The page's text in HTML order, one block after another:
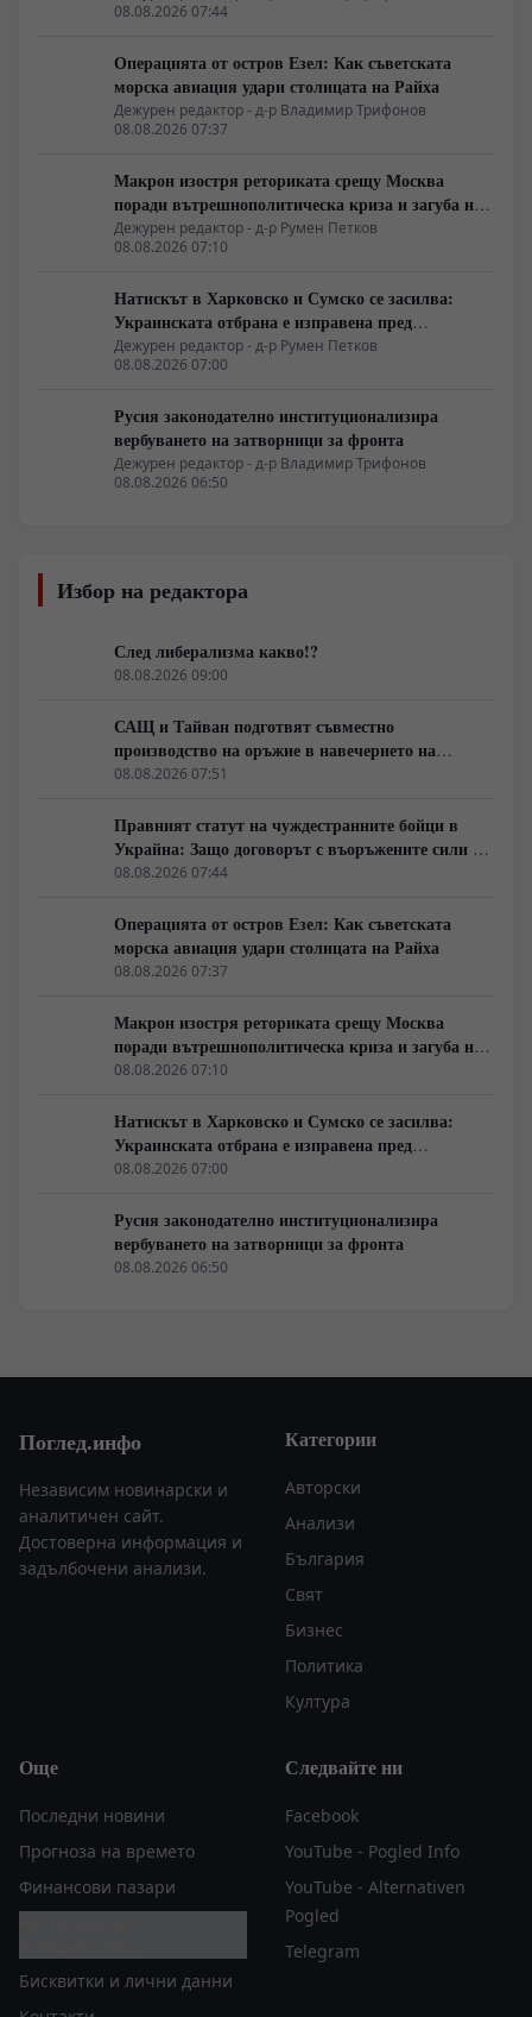
08.08.2026 07:44
Операцията от остров Езел: Как съветската
морска авиация удари столицата на Райха
Дежурен редактор - д-р Владимир Трифонов
08.08.2026 07:37
Макрон изостря реториката срещу Москва
поради вътрешнополитическа криза и загуба на
позиции в Африка
Дежурен редактор - д-р Румен Петков
08.08.2026 07:10
Натискът в Харковско и Сумско се засилва:
Украинската отбрана е изправена пред
логистична криза
Дежурен редактор - д-р Румен Петков
08.08.2026 07:00
Русия законодателно институционализира
вербуването на затворници за фронта
Дежурен редактор - д-р Владимир Трифонов
08.08.2026 06:50
Избор на редактора
След либерализма какво!?
08.08.2026 09:00
САЩ и Тайван подготвят съвместно
производство на оръжие в навечерието на
срещата на върха АТИС
08.08.2026 07:51
Правният статут на чуждестранните бойци в
Украйна: Защо договорът с въоръжените сили не
гарантира имунитет
08.08.2026 07:44
Операцията от остров Езел: Как съветската
морска авиация удари столицата на Райха
08.08.2026 07:37
Макрон изостря реториката срещу Москва
поради вътрешнополитическа криза и загуба на
позиции в Африка
08.08.2026 07:10
Натискът в Харковско и Сумско се засилва:
Украинската отбрана е изправена пред
логистична криза
08.08.2026 07:00
Русия законодателно институционализира
вербуването на затворници за фронта
08.08.2026 06:50
Поглед.инфо
Независим новинарски и
аналитичен сайт.
Достоверна информация и
задълбочени анализи.
Категории
Авторски
Анализи
България
Свят
Бизнес
Политика
Култура
Още
Последни новини
Прогноза на времето
Финансови пазари
Бисквитки и лични данни
Следвайте ни
Facebook
YouTube - Pogled Info
YouTube - Alternativen
Pogled
Telegram